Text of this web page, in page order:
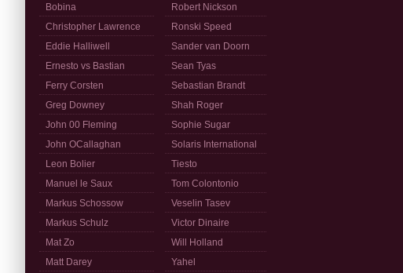
Bobina
Christopher Lawrence
Eddie Halliwell
Ernesto vs Bastian
Ferry Corsten
Greg Downey
John 00 Fleming
John OCallaghan
Leon Bolier
Manuel le Saux
Markus Schossow
Markus Schulz
Mat Zo
Matt Darey
Robert Nickson
Ronski Speed
Sander van Doorn
Sean Tyas
Sebastian Brandt
Shah Roger
Sophie Sugar
Solaris International
Tiesto
Tom Colontonio
Veselin Tasev
Victor Dinaire
Will Holland
Yahel